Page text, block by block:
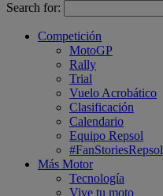
Search for:
Competición
MotoGP
Rally
Trial
Vuelo Acrobático
Clasificación
Calendario
Equipo Repsol
#FanStoriesRepsol
Más Motor
Tecnología
Vive tu moto